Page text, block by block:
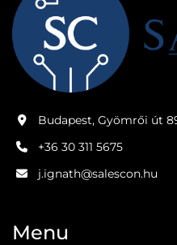
Budapest, Gyömrői út
+36 30 311 5675
j.ignath@salescon.hu
Menu